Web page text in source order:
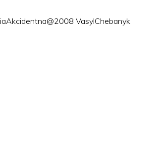
VasylChebanyk